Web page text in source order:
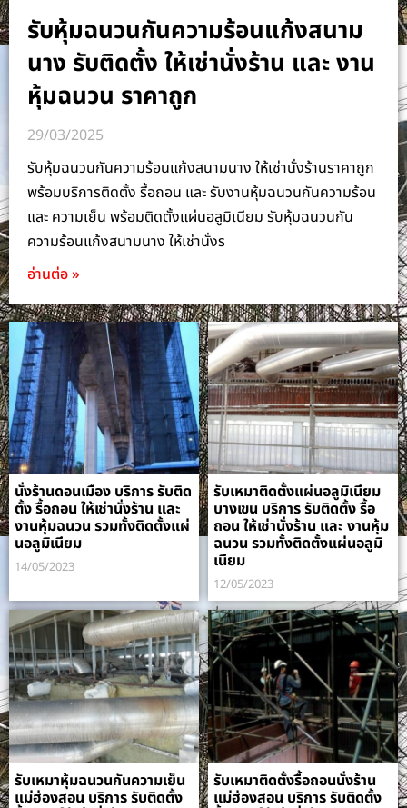
รับหุ้มฉนวนกันความร้อนแก้งสนาม
นาง รับติดตั้ง ให้เช่านั่งร้าน และ งาน
หุ้มฉนวน ราคาถูก
29/03/2025
รับหุ้มฉนวนกันความร้อนแก้งสนามนาง ให้เช่านั่งร้านราคาถูก
พร้อมบริการติดตั้ง รื้อถอน และ รับงานหุ้มฉนวนกันความร้อน
และ ความเย็น พร้อมติดตั้งแผ่นอลูมิเนียม รับหุ้มฉนวนกัน
ความร้อนแก้งสนามนาง ให้เช่านั่งร
อ่านต่อ »
นั่งร้านดอนเมือง บริการ รับติด
ตั้ง รื้อถอน ให้เช่านั่งร้าน และ
งานหุ้มฉนวน รวมทั้งติดตั้งแผ่
นอลูมิเนียม
14/05/2023
รับเหมาติดตั้งแผ่นอลูมิเนียม
บางเขน บริการ รับติดตั้ง รื้อ
ถอน ให้เช่านั่งร้าน และ งานหุ้ม
ฉนวน รวมทั้งติดตั้งแผ่นอลูมิ
เนียม
12/05/2023
รับเหมาหุ้มฉนวนกันความเย็น
แม่ฮ่องสอน บริการ รับติดตั้ง
รับเหมาติดตั้งรื้อถอนนั่งร้าน
แม่ฮ่องสอน บริการ รับติดตั้ง